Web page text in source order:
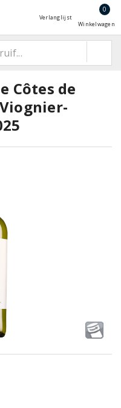
Verlanglijst
0
Winkelwagen
Côtes de